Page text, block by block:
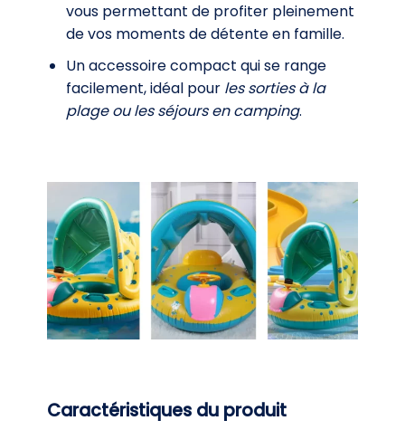
vous permettant de profiter pleinement
de vos moments de détente en famille.
Un accessoire compact qui se range
facilement, idéal pour les sorties à la
plage ou les séjours en camping.
Caractéristiques du produit